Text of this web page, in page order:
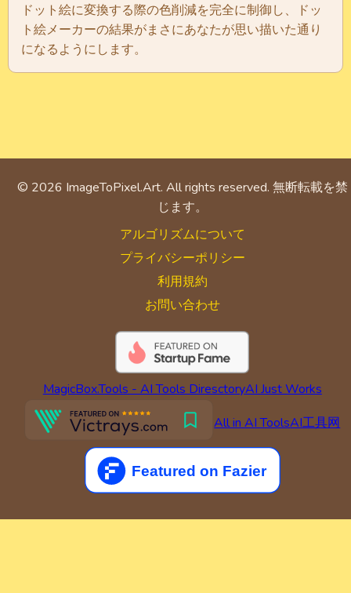
ドット絵に変換する際の色削減を完全に制御し、ドッ
ト絵メーカーの結果がまさにあなたが思い描いた通り
になるようにします。
© 2026 ImageToPixel.Art. All rights reserved. 無断転載を禁
じます。
アルゴリズムについて
プライバシーポリシー
利用規約
お問い合わせ
MagicBox.Tools - AI Tools DiresctoryAI Just Works
All in AI ToolsAI工具网